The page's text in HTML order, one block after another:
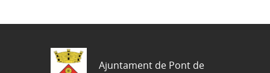
Ajuntament de Pont de